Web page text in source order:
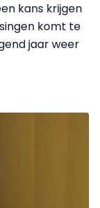
kans krijgen
komt te
jaar weer